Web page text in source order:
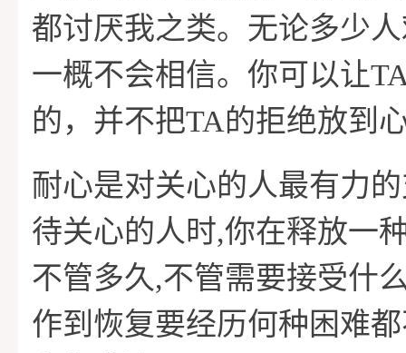
都讨厌我之类。无论多少
一概不会相信。你可以让
的，并不把TA的拒绝放到
耐心是对关心的人最有力
待关心的人时,你在释放一
不管多久,不管需要接受什
作到恢复要经历何种困难